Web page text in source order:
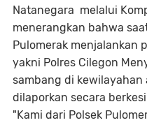
Natanegara melalui
menerangkan bahwa
Pulomerak menjalankan
yakni Polres Cilegon
sambang di kewilayahan
dilaporkan secara
"Kami dari Polsek